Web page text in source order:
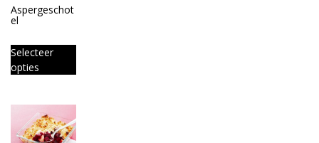
Aspergeschot
el
Selecteer
opties